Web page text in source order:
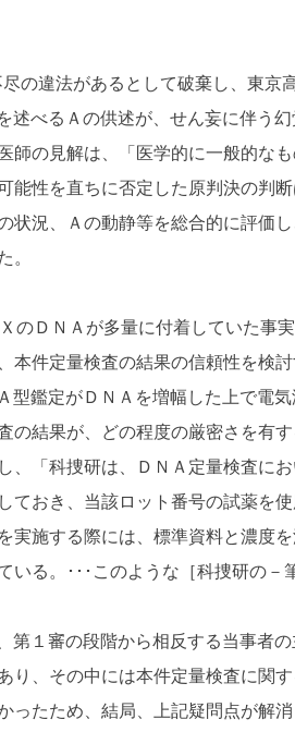
の違法があるとして破棄し、東京
るＡの供述が、せん妄に伴う幻
師の見解は、「医学的に一般的な
能性を直ちに否定した原判決の判
状況、Ａの動静等を総合的に評価
。
ＮＡが多量に付着していた事実
本件定量検査の結果の信頼性を検討
鑑定がＤＮＡを増幅した上で電
の結果が、どの程度の厳密さを有
、「科捜研は、ＤＮＡ定量検査に
ておき、当該ロット番号の試薬を
実施する際には、標準資料と濃度
いる。･･･このような［科捜研の
１審の段階から相反する当事者
り、その中には本件定量検査に関
ったため、結局、上記疑問点が解